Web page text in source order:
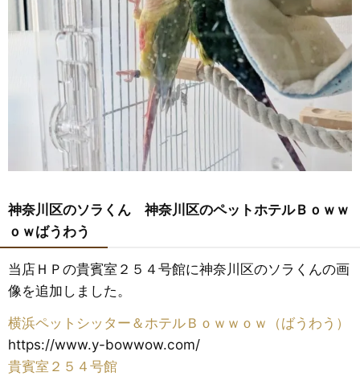
神奈川区のソラくん 神奈川区のペットホテルＢｏｗｗ
ｏｗばうわう
当店ＨＰの貴賓室２５４号館に神奈川区のソラくんの画
像を追加しました。
横浜ペットシッター＆ホテルＢｏｗｗｏｗ（ばうわう）
https://www.y-bowwow.com/
貴賓室２５４号館